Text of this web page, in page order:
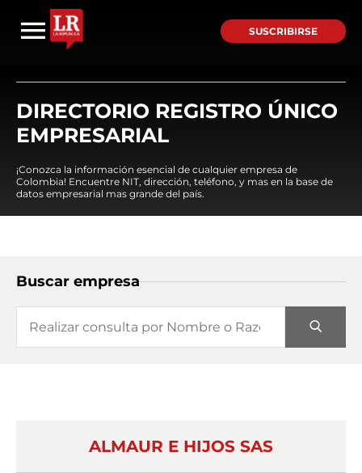
SUSCRIBIRSE
DIRECTORIO REGISTRO ÚNICO
EMPRESARIAL
¡Conozca la información esencial de cualquier empresa de
Colombia! Encuentre NIT, dirección, teléfono, y mas en la base de
datos empresarial mas grande del país.
Buscar empresa
ALMAUR E HIJOS SAS